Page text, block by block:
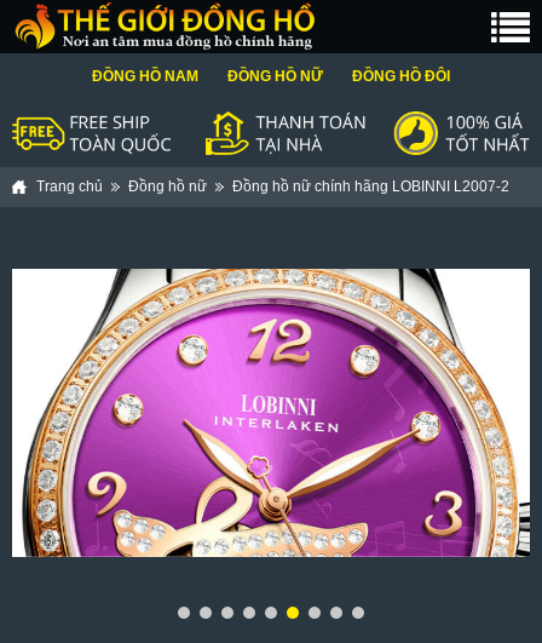
ĐỒNG HỒ NAM ĐỒNG HỒ NỮ ĐỒNG HỒ ĐÔI
Trang chủ Đồng hồ nữ Đồng hồ nữ chính hãng LOBINNI L2007-2